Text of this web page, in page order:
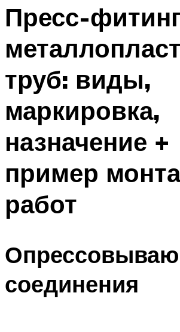
Пресс-
труб: виды,
маркировка,
назначение +
пример
работ
соединения